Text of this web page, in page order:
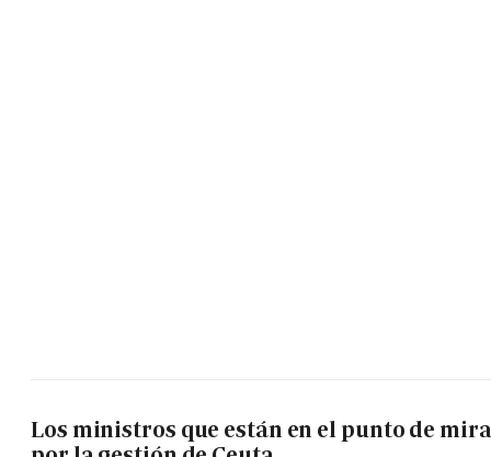
Los ministros que están en el punto de mira